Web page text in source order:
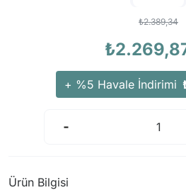
₺2.389,34
+ %5 Havale İndirimi
Ürün Bilgisi